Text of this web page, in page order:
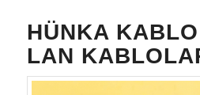
HÜNKA
LAN